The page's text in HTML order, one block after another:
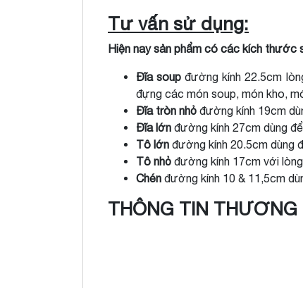
Tư vấn sử dụng:
Hiện nay sản phẩm có các kích thước
Đĩa soup đường kính 22.5cm
đựng các món soup, món kho,
Đĩa tròn nhỏ đường kính 19cm
Đĩa lớn đường kính 27cm dùng
Tô lớn đường kính 20.5cm dùng
Tô nhỏ đường kính 17cm với
Chén đường kính 10 & 11,5cm
THÔNG TIN THƯƠNG